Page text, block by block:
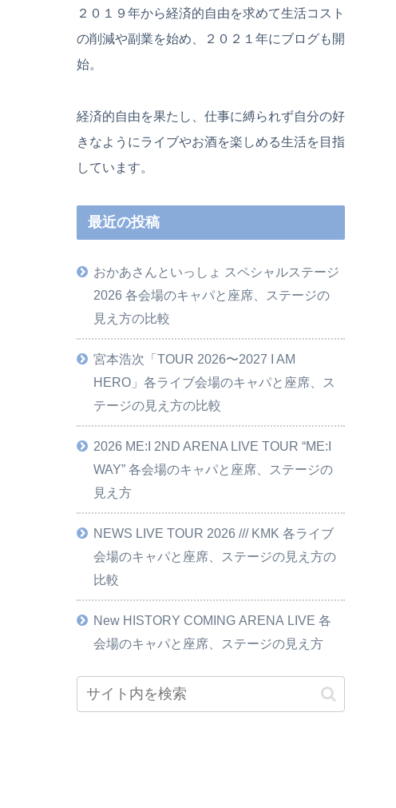
２０１９年から経済的自由を求めて生活コスト
の削減や副業を始め、２０２１年にブログも開
始。
経済的自由を果たし、仕事に縛られず自分の好
きなようにライブやお酒を楽しめる生活を目指
しています。
最近の投稿
おかあさんといっしょ スペシャルステージ
2026 各会場のキャパと座席、ステージの
見え方の比較
宮本浩次「TOUR 2026〜2027 I AM
HERO」各ライブ会場のキャパと座席、ス
テージの見え方の比較
2026 ME:I 2ND ARENA LIVE TOUR “ME:I
WAY” 各会場のキャパと座席、ステージの
見え方
NEWS LIVE TOUR 2026 /// KMK 各ライブ
会場のキャパと座席、ステージの見え方の
比較
New HISTORY COMING ARENA LIVE 各
会場のキャパと座席、ステージの見え方